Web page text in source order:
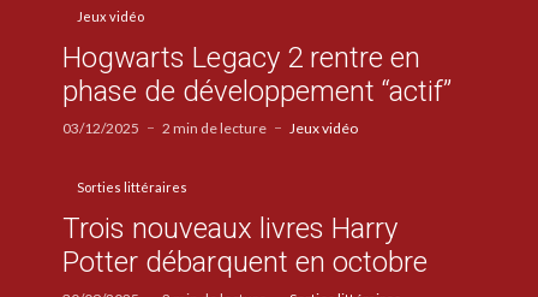
Jeux vidéo
Hogwarts Legacy 2 rentre en
phase de développement “actif”
03/12/2025 2 min de lecture Jeux vidéo
Sorties littéraires
Trois nouveaux livres Harry
Potter débarquent en octobre